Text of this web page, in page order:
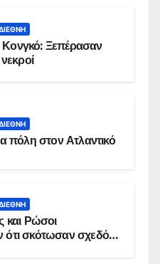
Ξεπέρασαν
πόλη στον Ατλαντικό
και Ρώσοι
ότι σκότωσαν σχεδόν